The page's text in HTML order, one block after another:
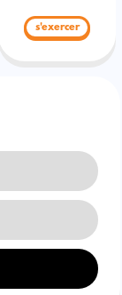
s'exercer